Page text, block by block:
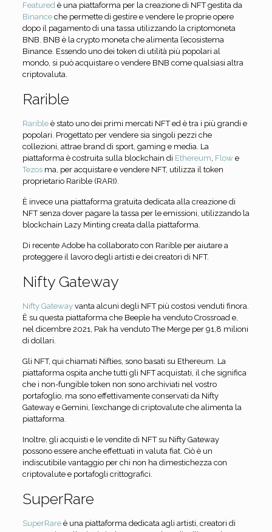
Featuredè una piattaforma per la creazione di NFT gestita da
Binanceche permette di gestire e vendere le proprie opere
dopo il pagamento di una tassa utilizzando la criptomoneta
BNB. BNB è la crypto moneta che alimenta l’ecosistema
Binance. Essendo uno dei token di utilità più popolari al
mondo, si può acquistare o vendere BNB come qualsiasi altra
criptovaluta.
Rarible
Raribleè stato uno dei primi mercati NFT ed è tra i più grandi e
popolari. Progettato per vendere sia singoli pezzi che
collezioni, attrae brand di sport, gaming e media. La
piattaforma è costruita sulla blockchain di Ethereum, Flow e
Tezosma, per acquistare e vendere NFT, utilizza il token
proprietario Rarible (RARI).
È invece una piattaforma gratuita dedicata alla creazione di
NFT senza dover pagare la tassa per le emissioni, utilizzando la
blockchain Lazy Minting creata dalla piattaforma.
Di recente Adobe ha collaborato con Rarible per aiutare a
proteggere il lavoro degli artisti e dei creatori di NFT.
Nifty Gateway
Nifty Gatewayvanta alcuni degli NFT più costosi venduti finora.
È su questa piattaforma che Beeple ha venduto Crossroad e,
nel dicembre 2021, Pak ha venduto The Merge per 91,8 milioni
di dollari.
Gli NFT, qui chiamati Nifties, sono basati su Ethereum. La
piattaforma ospita anche tutti gli NFT acquistati, il che significa
che i non-fungible token non sono archiviati nel vostro
portafoglio, ma sono effettivamente conservati da Nifty
Gateway e Gemini, l’exchange di criptovalute che alimenta la
piattaforma.
Inoltre, gli acquisti e le vendite di NFT su Nifty Gateway
possono essere anche effettuati in valuta fiat. Ciò è un
indiscutibile vantaggio per chi non ha dimestichezza con
criptovalute e portafogli crittografici.
SuperRare
SuperRareè una piattaforma dedicata agli artisti, creatori di